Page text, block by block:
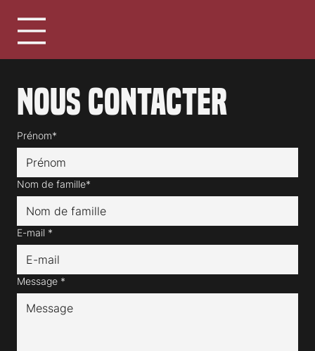
Nous contacter
Prénom*
Nom de famille*
E-mail *
Message *